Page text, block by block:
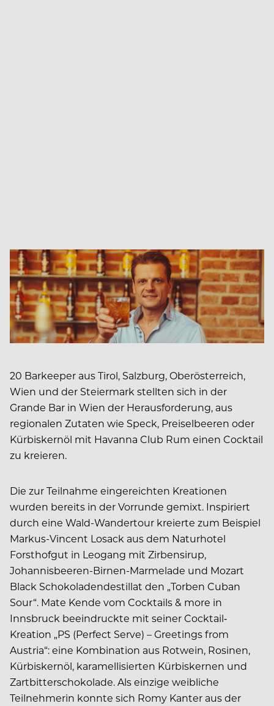
20 Barkeeper aus Tirol, Salzburg, Oberösterreich,
Wien und der Steiermark stellten sich in der
Grande Bar in Wien der Herausforderung, aus
regionalen Zutaten wie Speck, Preiselbeeren oder
Kürbiskernöl mit Havanna Club Rum einen Cocktail
zu kreieren.
Die zur Teilnahme eingereichten Kreationen
wurden bereits in der Vorrunde gemixt. Inspiriert
durch eine Wald-Wandertour kreierte zum Beispiel
Markus-Vincent Losack aus dem Naturhotel
Forsthofgut in Leogang mit Zirbensirup,
Johannisbeeren-Birnen-Marmelade und Mozart
Black Schokoladendestillat den „Torben Cuban
Sour“. Mate Kende vom Cocktails & more in
Innsbruck beeindruckte mit seiner Cocktail‐
Kreation „PS (Perfect Serve) – Greetings from
Austria“: eine Kombination aus Rotwein, Rosinen,
Kürbiskernöl, karamellisierten Kürbiskernen und
Zartbitterschokolade. Als einzige weibliche
Teilnehmerin konnte sich Romy Kanter aus der